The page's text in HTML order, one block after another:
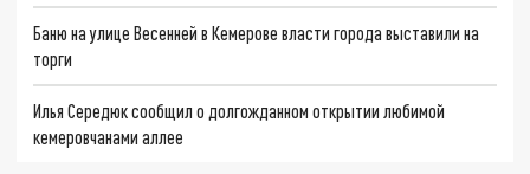
Баню на улице Весенней в Кемерове власти города выставили на
торги
Илья Середюк сообщил о долгожданном открытии любимой
кемеровчанами аллее